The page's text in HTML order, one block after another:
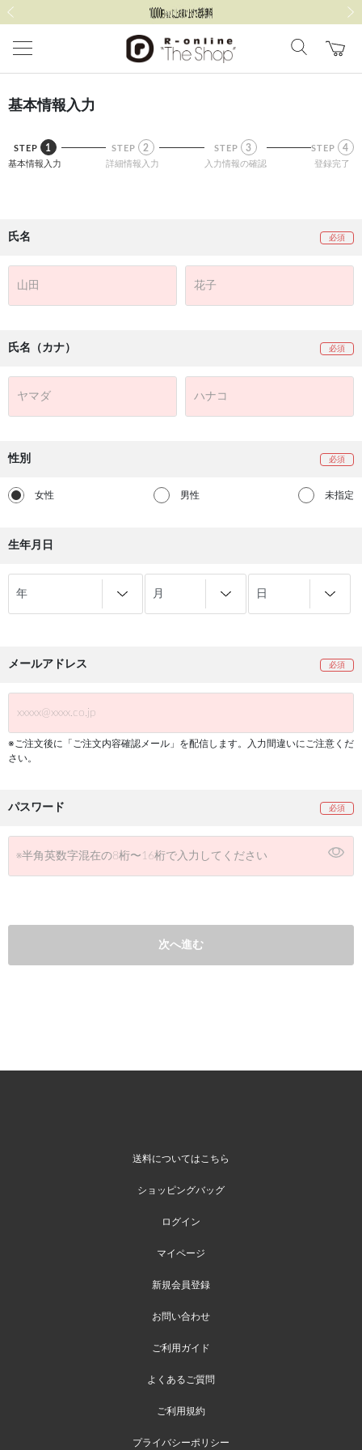
基本情報入力
STEP 1
基本情報入力
STEP 2
詳細情報入力
STEP 3
入力情報の確認
STEP 4
登録完了
氏名
氏名（カナ）
性別
女性 男性 未指定
生年月日
メールアドレス
※ご注文後に「ご注文内容確認メール」を配信します。入力間違いにご注意くだ
さい。
パスワード
次へ進む
送料についてはこちら
ショッピングバッグ
ログイン
マイページ
新規会員登録
お問い合わせ
ご利用ガイド
よくあるご質問
ご利用規約
プライバシーポリシー